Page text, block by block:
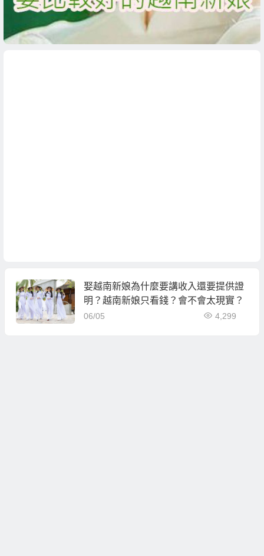
娶越南新娘為什麼要講收入還要提供證
明？越南新娘只看錢？會不會太現實？
06/05 4,299